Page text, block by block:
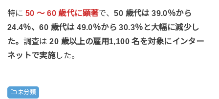
特に50 ～ 60 歳代に顕著で、50 歳代は 39.0％から
24.4％、60 歳代は 49.0％から 30.3％と大幅に減少し
た。 調査は20 歳以上の雇用1,100 名を対象にインター
ネットで実施した。
未分類